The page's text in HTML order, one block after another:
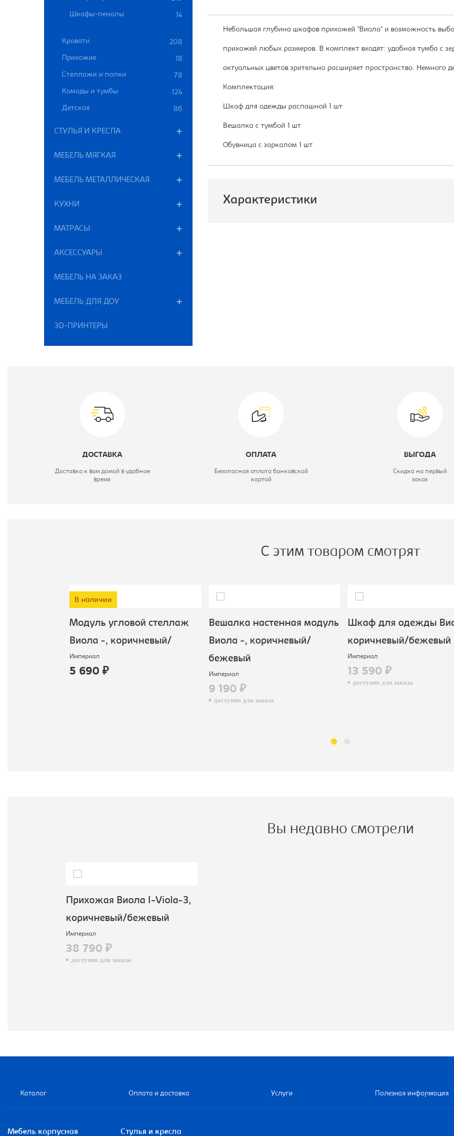
Шкафы-пеналы 14
Кровати 208
Прихожие 18
Стеллажи и полки 78
Комоды и тумбы 124
Детская 86
СТУЛЬЯ И КРЕСЛА
МЕБЕЛЬ МЯГКАЯ
МЕБЕЛЬ МЕТАЛЛИЧЕСКАЯ
КУХНИ
МАТРАСЫ
АКСЕССУАРЫ
МЕБЕЛЬ НА ЗАКАЗ
МЕБЕЛЬ ДЛЯ ДОУ
3D-ПРИНТЕРЫ
Небольшая глубина шкафов прихожей "Виола" и возможность
прихожей любых размеров. В комплект входят: удобная тумба с
актуальных цветов зрительно расширяет пространство. Немного
Комплектация:
Шкаф для одежды распашной 1 шт
Вешалка с тумбой 1 шт
Обувница с заркалом 1 шт
Характеристики
Модель:
ДОСТАВКА
Доставка к вам домой в удобное
время
ОПЛАТА
Безопасная оплата банковской
картой
ВЫГОДА
Скидка на первый
заказ
С этим товаром смотрят
В наличии
Модуль угловой стеллаж
Виола -, коричневый/
Империал
5 690 ₽
Вешалка настенная модуль
Виола -, коричневый/
бежевый
Империал
9 190 ₽
доступно для заказа
Шкаф для одежды
коричневый/бежевый
Империал
13 590 ₽
доступно для заказа
Вы недавно смотрели
Прихожая Виола I-Viola-3,
коричневый/бежевый
Империал
38 790 ₽
доступно для заказа
Каталог Оплата и доставка Услуги Полезная информация
Мебель корпусная Стулья и кресла